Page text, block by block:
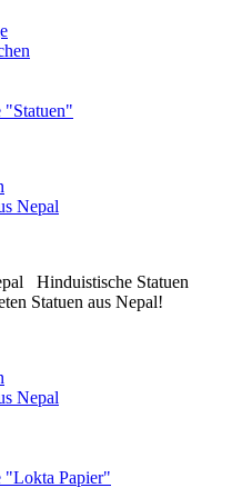
"Statuen"
Nepal
Hinduistische Statuen
Statuen aus Nepal!
Nepal
"Lokta Papier"